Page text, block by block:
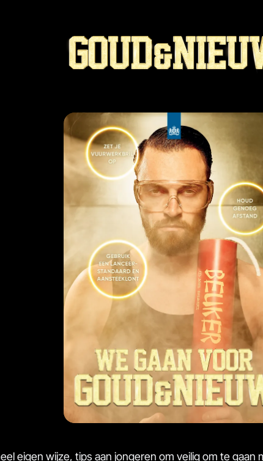
eigen wijze, tips aan jongeren om veilig om te gaan